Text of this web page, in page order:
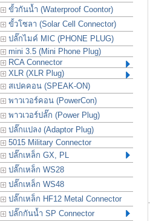
ขั้วกันน้ำ (Waterproof Coontor)
ขั้วโซลา (Solar Cell Connector)
ปลั๊กไมค์ MIC (PHONE PLUG)
mini 3.5 (Mini Phone Plug)
RCA Connector
XLR (XLR Plug)
สเปคคอน (SPEAK-ON)
พาวเวอร์คอน (PowerCon)
พาวเวอร์ปลั๊ก (Power Plug)
ปลั๊กแปลง (Adaptor Plug)
5015 Military Connector
ปลั๊กเหล็ก GX, PL
ปลั๊กเหล็ก WS28
ปลั๊กเหล็ก WS48
ปลั๊กเหล็ก HF12 Metal Connector
ปลั๊กกันน้ำ SP Connector